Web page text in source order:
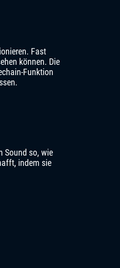
Fast
können. Die
Funktion
Sound so, wie
indem sie